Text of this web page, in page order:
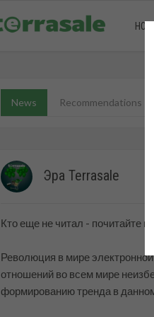
HOME
News Recommendations
Эра Terrasale
Кто еще не читал - почитайте и
Революция в мире
отношений во всем мире
формированию тренда в